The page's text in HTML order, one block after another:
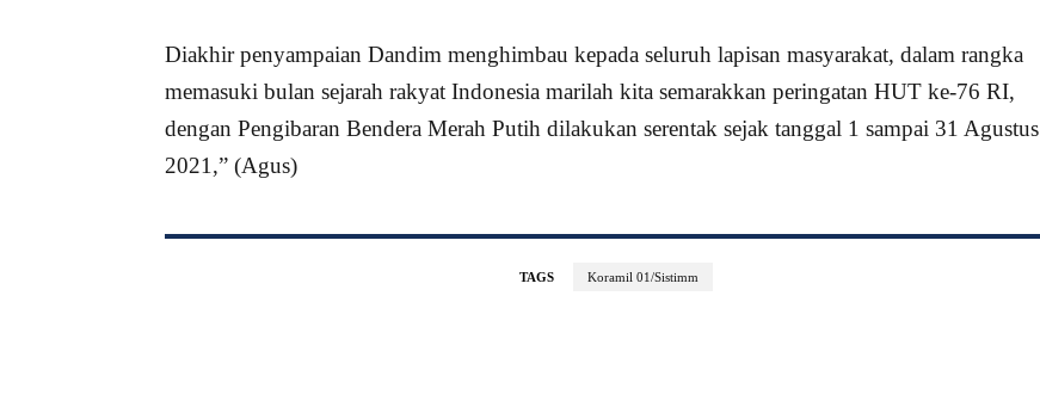
Diakhir penyampaian Dandim menghimbau kepada seluruh lapisan masyarakat, dalam rangka
memasuki bulan sejarah rakyat Indonesia marilah kita semarakkan peringatan HUT ke-76 RI,
dengan Pengibaran Bendera Merah Putih dilakukan serentak sejak tanggal 1 sampai 31 Agustus
2021,” (Agus)
TAGS Koramil 01/Sistimm